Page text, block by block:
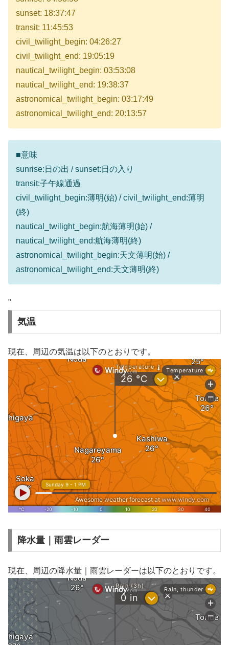
sunset: 18:37:47
transit: 11:45:53
civil_twilight_begin: 04:26:27
civil_twilight_end: 19:05:19
nautical_twilight_begin: 03:53:08
nautical_twilight_end: 19:38:37
astronomical_twilight_begin: 03:17:49
astronomical_twilight_end: 20:13:57
■意味
sunrise:日の出 / sunset:日の入り
transit:子午線通過
civil_twilight_begin:薄明(始) / civil_twilight_end:薄明
(終)
nautical_twilight_begin:航海薄明(始) /
nautical_twilight_end:航海薄明(終)
astronomical_twilight_begin:天文薄明(始) /
astronomical_twilight_end:天文薄明(終)
"
気温
現在、周辺の気温は以下のとおりです。
降水量｜雨雲レーダー
現在、周辺の降水量｜雨雲レーダーは以下のとおりです。